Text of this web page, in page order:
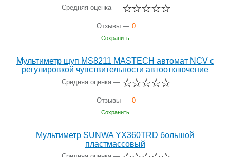
Средняя оценка —
Отзывы — 0
Сохранить
Мультиметр щуп MS8211 MASTECH автомат NCV с
регулировкой чувствительности автоотключение
Средняя оценка —
Отзывы — 0
Сохранить
Мультиметр SUNWA YX360TRD большой
пластмассовый